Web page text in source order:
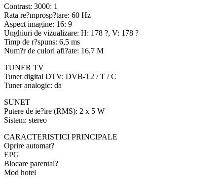
Contrast: 3000: 1
Rata re?mprosp?tare: 60 Hz
Aspect imagine: 16: 9
Unghiuri de vizualizare: H: 178 ?, V: 178 ?
Timp de r?spuns: 6,5 ms
Num?r de culori afi?ate: 16,7 M
TUNER TV
Tuner digital DTV: DVB-T2 / T / C
Tuner analogic: da
SUNET
Putere de ie?ire (RMS): 2 x 5 W
Sistem: stereo
CARACTERISTICI PRINCIPALE
Oprire automat?
EPG
Blocare parental?
Mod hotel